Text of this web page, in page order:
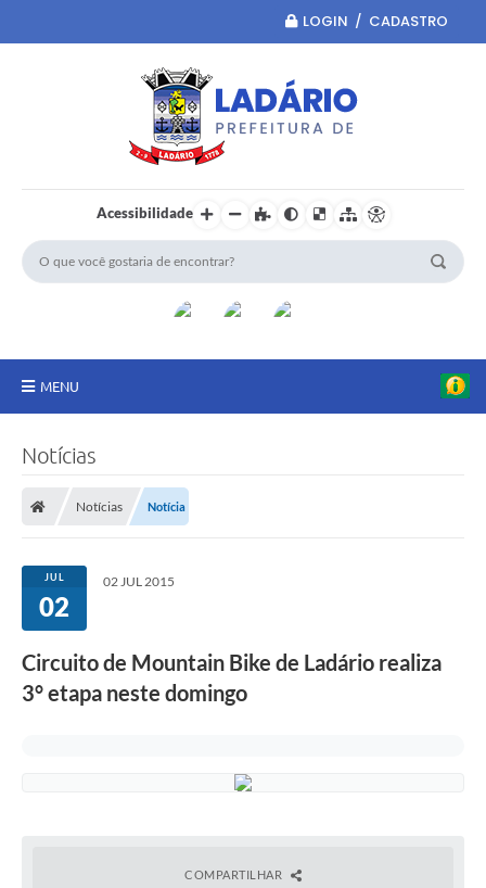
LOGIN / CADASTRO
Acessibilidade
MENU
LICITAÇÕES E CONTRATOS
Secretarias
Leis e Decretos
Cultura
Nossa Cidade
Notícias
Notícias Notícia
JUL
02
02 JUL 2015
Circuito de Mountain Bike de Ladário realiza
3° etapa neste domingo
COMPARTILHAR